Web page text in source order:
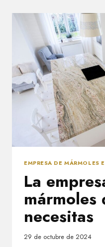
EMPRESA DE MÁRMOLES
La
mármoles
necesitas
29 de octubre de 2024